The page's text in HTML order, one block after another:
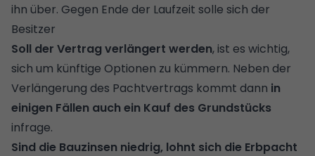
ihn über. Gegen Ende der Laufzeit solle sich der
Besitzer
Soll der Vertrag verlängert werden, ist es wichtig,
sich um künftige Optionen zu kümmern. Neben der
Verlängerung des Pachtvertrags kommt dann in
einigen Fällen auch ein Kauf des Grundstücks
infrage.
Sind die Bauzinsen niedrig, lohnt sich die Erbpacht